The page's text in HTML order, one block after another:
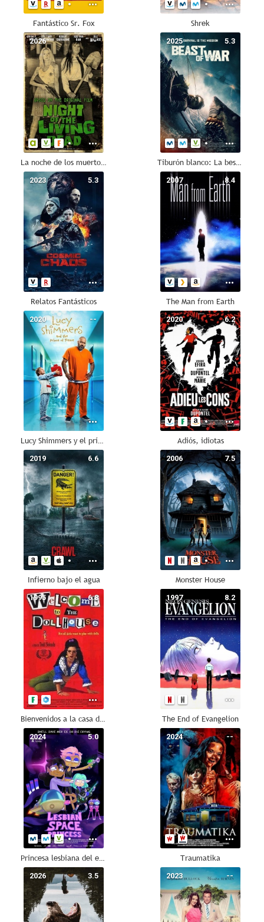
Fantástico Sr. Fox Shrek
--
2026
La noche de los muertos vivientes. Estallido zombi
5.3
2025
Tiburón blanco: La bestia del mar
5.3
2023
Relatos Fantásticos
8.4
2007
The Man from Earth
--
2020
Lucy Shimmers y el príncipe de la paz
6.2
2020
Adiós, idiotas
6.6
2019
Infierno bajo el agua
7.5
2006
Monster House
6.8
1995
Bienvenidos a la casa de muñecas
8.2
1997
The End of Evangelion
5.0
2024
Princesa lesbiana del espacio
--
2024
Traumatika
3.5
2026 --
2023